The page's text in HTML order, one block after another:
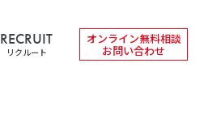
RECRUIT
リクルート
オンライン無料相談
お問い合わせ